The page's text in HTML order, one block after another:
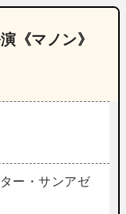
《マノン》
ー・サンアゼ